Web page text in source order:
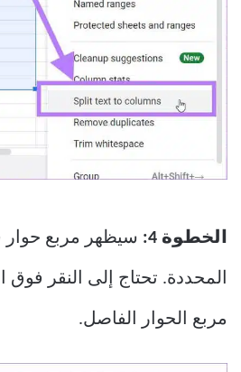
الخطوة 4: سيظهر مربع حوار
المحددة. تحتاج إلى النقر
مربع الحوار الفاصل.